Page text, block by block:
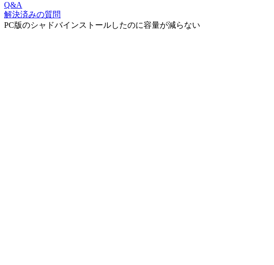
Q&A
解決済みの質問
PC版のシャドバインストールしたのに容量が減らない